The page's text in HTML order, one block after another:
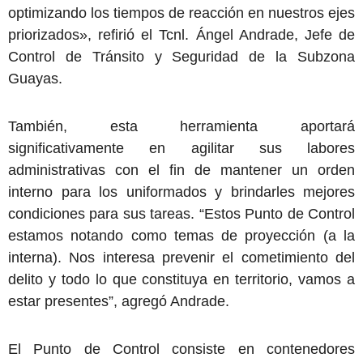
optimizando los tiempos de reacción en nuestros ejes
priorizados», refirió el Tcnl. Ángel Andrade, Jefe de
Control de Tránsito y Seguridad de la Subzona
Guayas.
También, esta herramienta aportará
significativamente en agilitar sus labores
administrativas con el fin de mantener un orden
interno para los uniformados y brindarles mejores
condiciones para sus tareas. “Estos Punto de Control
estamos notando como temas de proyección (a la
interna). Nos interesa prevenir el cometimiento del
delito y todo lo que constituya en territorio, vamos a
estar presentes”, agregó Andrade.
El Punto de Control consiste en contenedores